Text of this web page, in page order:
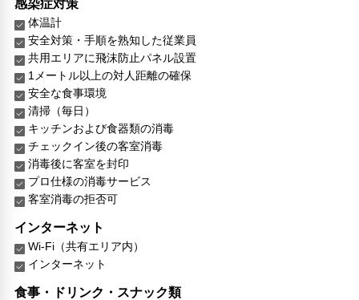
感染症対策
体温計
安全対策・手順を熟知した従業員
共用エリアに飛沫防止パネル設置
1メートル以上の対人距離の確保
安全な食事環境
清掃（毎日）
キッチンおよび食器類の消毒
チェックイン後の客室消毒
消毒後に客室を封印
プロ仕様の消毒サービス
客室消毒の拒否可
インターネット
Wi-Fi（共有エリア内）
インターネット
食事・ドリンク・スナック類